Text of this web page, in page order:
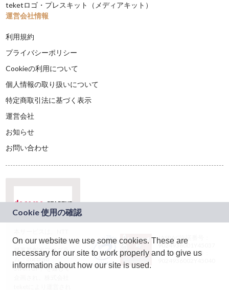
teketロゴ・プレスキット（メディアキット）
運営会社情報
利用規約
プライバシーポリシー
Cookieの利用について
個人情報の取り扱いについて
特定商取引法に基づく表示
運営会社
お知らせ
お問い合わせ
ドコモグループの新
規事業創出プログラ
ム「docomo
STARTUP」を通じて
JASRAC許諾番号：
9024936001Y45037
JASRAC許諾番号：
On our website we use some cookies. These are
necessary for our site to work properly and to give us
information about how our site is used.